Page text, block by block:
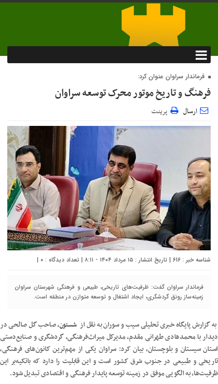
فرماندار سراوان عنوان کرد:
فرهنگ و تاریخ موتور محرک توسعه سراوان
ارسال پرینت
شناسه خبر : 616 | تاریخ انتشار : ۱۵ مرداد ۱۴۰۴ - ۸:۱۱ | تعداد دیدگاه : ۰ |
فرماندار سراوان گفت: ظرفیت‌های تاریخی، طبیعی و فرهنگی شهرستان سراوان
زمینه‌ساز رونق گردشگری، ایجاد اشتغال و توسعه متوازن در منطقه است.
به گزارش پایگاه خبری تحلیلی سیب و سوران به نقل از شستون، صاحب گل صالحی در
دیدار با محمدهادی طهرانی مقدم، مدیرکل میراث‌فرهنگی، گردشگری و صنایع‌دستی
استان سیستان و بلوچستان، بیان کرد: سراوان یکی از مهم‌ترین کانون‌های فرهنگی،
تاریخی و طبیعی در جنوب شرق کشور است و این قابلیت را دارد که باتکیه‌بر این
ظرفیت‌ها، به الگویی موفق در زمینه توسعه پایدار فرهنگی و اقتصادی تبدیل شود.